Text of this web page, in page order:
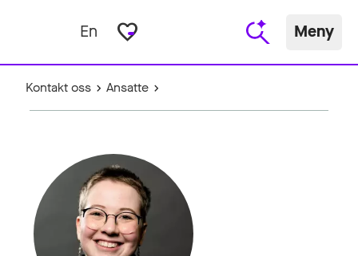
En favorite_border Meny
Kontakt oss Ansatte